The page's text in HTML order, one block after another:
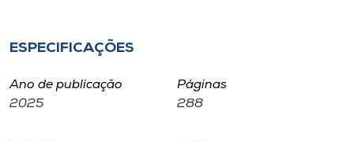
ESPECIFICAÇÕES
Ano de publicação
2025
Páginas
288